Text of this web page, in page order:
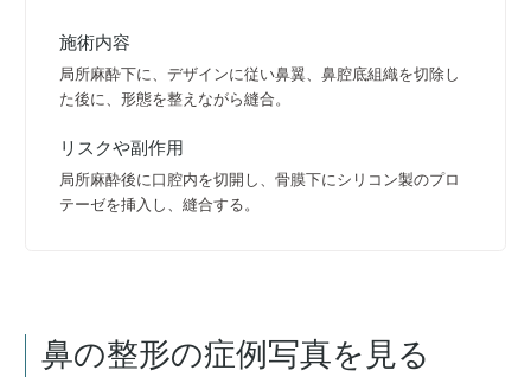
施術内容
局所麻酔下に、デザインに従い鼻翼、鼻腔底組織を切除し
た後に、形態を整えながら縫合。
リスクや副作用
局所麻酔後に口腔内を切開し、骨膜下にシリコン製のプロ
テーゼを挿入し、縫合する。
鼻の整形の症例写真を見る